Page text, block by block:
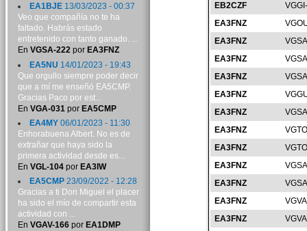
EB2CZF
EA3FNZ
EA3FNZ
EA3FNZ
EA3FNZ
EA3FNZ
EA3FNZ
EA3FNZ
EA3FNZ
EA3FNZ
EA3FNZ
EA3FNZ
EA3FNZ
EA1BJE13/03/2023 - 00:37
Veo que compañía no te ha
faltado. Habrás estado
entretenido con tanto ganado. ...
En VGSA-222por EA3FNZ
EA5NU 14/01/2023 - 19:43
Que orgullo siempre poder decir
que a mí me enseñó EA5CMP.
Gracias Paco por est...
En VGA-031 por EA5CMP
EA4MY06/01/2023 - 11:30
Enhorabuena Albert. No es de
extrañar que haya sido la
primera actividad desde es...
En VGL-104por EA3IW
EA5CMP23/09/2022 - 12:28
Gracias a ti Don Miguel el placer
ha sido el mío de compartir esta
actividad con ...
En VGAV-166por EA1DMP